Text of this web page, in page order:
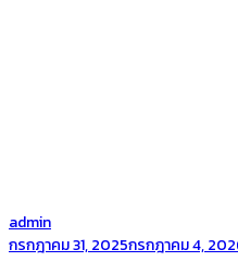
by
admin
Posted
กรกฎาคม 31, 2025กรกฎาคม 4,